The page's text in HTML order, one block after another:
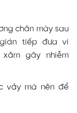
chân mày sau
tiếp đưa vi
gây nhiễm
vảy mà nên để